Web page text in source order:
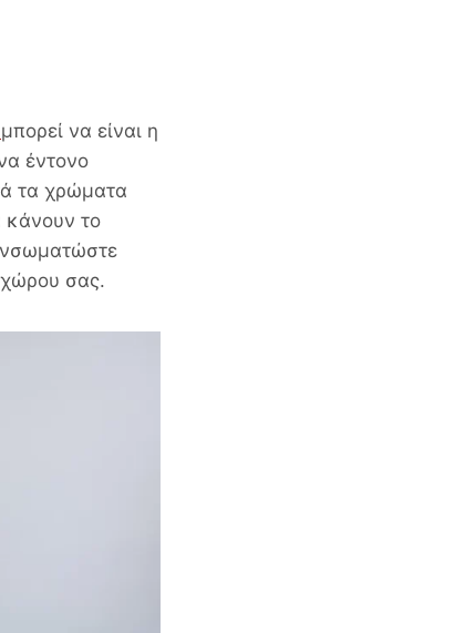
μπορεί να είναι η
έντονο
τα χρώματα
κάνουν το
σας.